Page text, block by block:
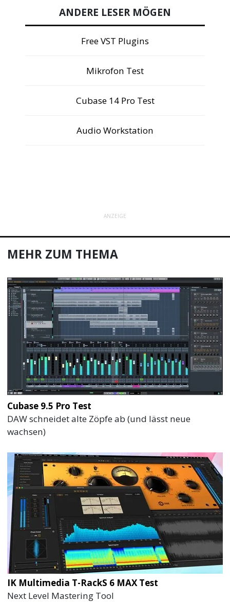
ANDERE LESER MÖGEN
Free VST Plugins
Mikrofon Test
Cubase 14 Pro Test
Audio Workstation
ANZEIGE
MEHR ZUM THEMA
Cubase 9.5 Pro Test
DAW schneidet alte Zöpfe ab (und lässt neue
wachsen)
IK Multimedia T-RackS 6 MAX Test
Next Level Mastering Tool